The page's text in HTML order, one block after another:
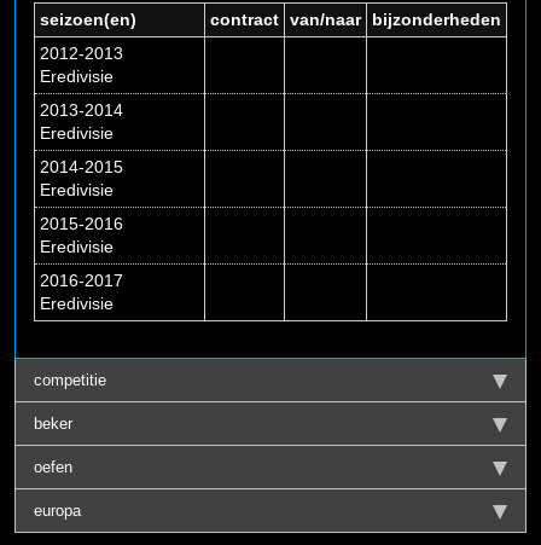
seizoen(en) contract van/naar
bijzonderheden
2012-2013
Eredivisie
2013-2014
Eredivisie
2014-2015
Eredivisie
2015-2016
Eredivisie
2016-2017
Eredivisie
competitie
beker
oefen
europa